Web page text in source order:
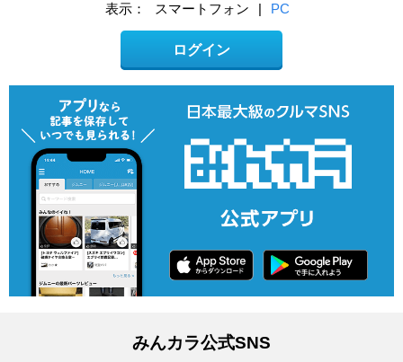
表示： スマートフォン | PC
ログイン
みんカラ公式SNS